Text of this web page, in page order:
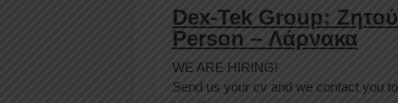
Dex-Tek Group:
Person – Λάρνακα
WE ARE HIRING!
Send us your cv and we contact you